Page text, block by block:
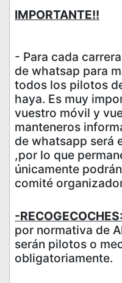
IMPORTANTE!!
- Para cada
de whatsap para
todos los pilotos
haya. Es muy
vuestro móvil y
manteneros
de whatsapp será
,por lo que
únicamente
comité
-RECOGECOCHES:
por normativa de
serán pilotos o
obligatoriamente.